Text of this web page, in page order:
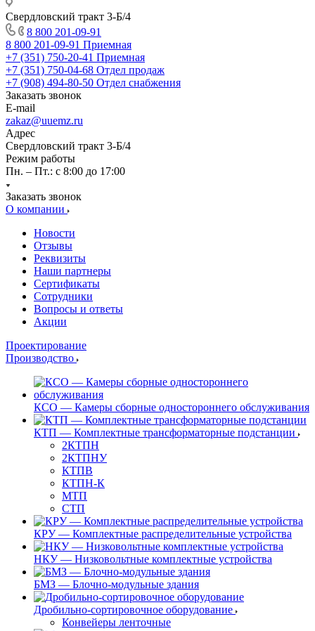
Свердловский тракт 3-Б/4
8 800 201-09-91
8 800 201-09-91 Приемная
+7 (351) 750-20-41 Приемная
+7 (351) 750-04-68 Отдел продаж
+7 (908) 494-80-50 Отдел снабжения
Заказать звонок
E-mail
zakaz@uuemz.ru
Адрес
Свердловский тракт 3-Б/4
Режим работы
Пн. – Пт.: с 8:00 до 17:00
Заказать звонок
О компании
Новости
Отзывы
Реквизиты
Наши партнеры
Сертификаты
Сотрудники
Вопросы и ответы
Акции
Проектирование
Производство
КСО — Камеры сборные одностороннего обслуживания
КТП — Комплектные трансформаторные подстанции
2КТПН
2КТПНУ
КТПВ
КТПН-К
МТП
СТП
КРУ — Комплектные распределительные устройства
НКУ — Низковольтные комплектные устройства
БМЗ — Блочно-модульные здания
Дробильно-сортировочное оборудование
Конвейеры ленточные